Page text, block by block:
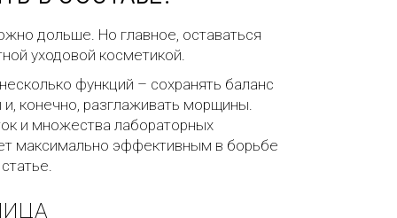
дольше. Но главное, оставаться
уходовой косметикой.
функций – сохранять баланс
конечно, разглаживать морщины.
и множества лабораторных
максимально эффективным в борьбе